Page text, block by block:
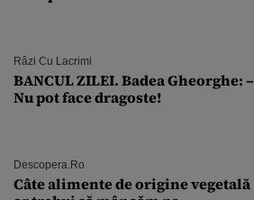
Râzi Cu Lacrimi
BANCUL ZILEI. Badea Gheorghe: –
Nu pot face dragoste!
Descopera.ro
Câte alimente de origine vegetală